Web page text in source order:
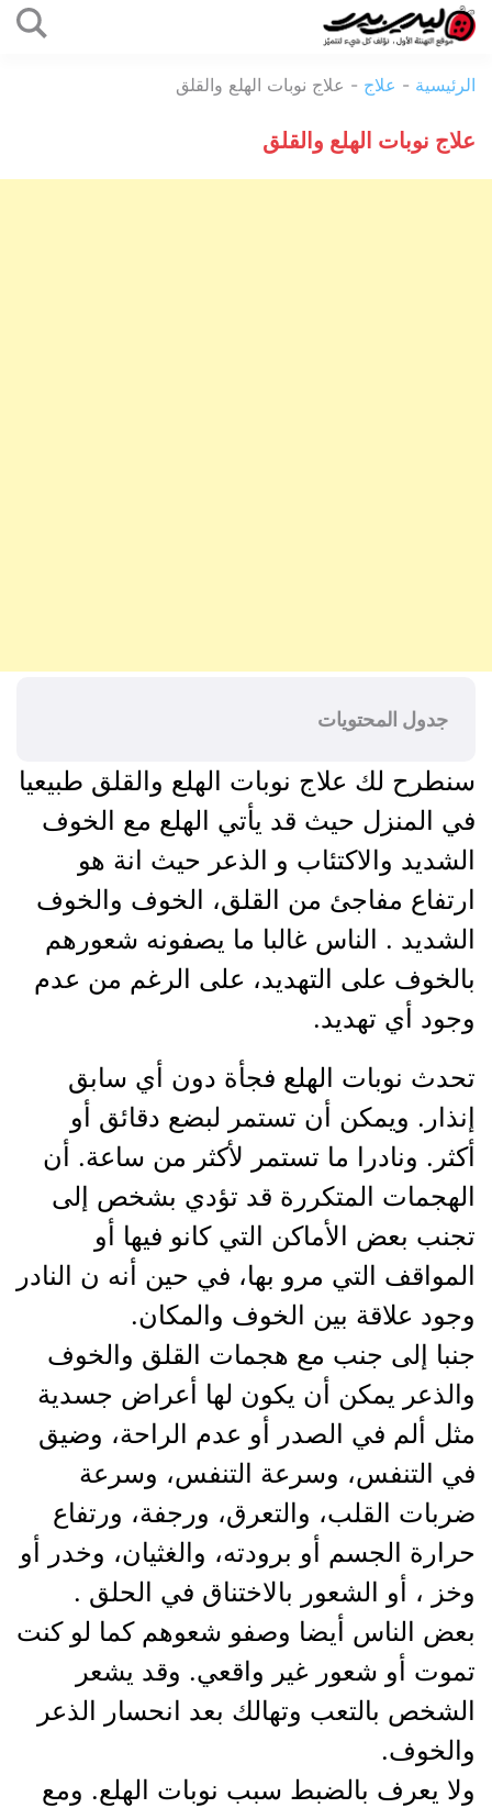
المحتوى
بيرد
الرئيسية - علاج - علاج نوبات الهلع والقلق
علاج نوبات الهلع والقلق
جدول المحتويات
سنطرح لك علاج نوبات الهلع والقلق طبيعيا
في المنزل حيث قد يأتي الهلع مع الخوف
الشديد والاكتئاب و الذعر حيث انة هو
ارتفاع مفاجئ من القلق، الخوف والخوف
الشديد . الناس غالبا ما يصفونه شعورهم
بالخوف على التهديد، على الرغم من عدم
وجود أي تهديد.
تحدث نوبات الهلع فجأة دون أي سابق
إنذار. ويمكن أن تستمر لبضع دقائق أو
أكثر. ونادرا ما تستمر لأكثر من ساعة. أن
الهجمات المتكررة قد تؤدي بشخص إلى
تجنب بعض الأماكن التي كانو فيها أو
المواقف التي مرو بها، في حين أنه ن النادر
وجود علاقة بين الخوف والمكان.
جنبا إلى جنب مع هجمات القلق والخوف
والذعر يمكن أن يكون لها أعراض جسدية
مثل ألم في الصدر أو عدم الراحة، وضيق
في التنفس، وسرعة التنفس، وسرعة
ضربات القلب، والتعرق، ورجفة، ورتفاع
حرارة الجسم أو برودته، والغثيان، وخدر أو
وخز ، أو الشعور بالاختناق في الحلق .
بعض الناس أيضا وصفو شعوهم كما لو كنت
تموت أو شعور غير واقعي. وقد يشعر
الشخص بالتعب وتهالك بعد انحسار الذعر
والخوف.
ولا يعرف بالضبط سبب نوبات الهلع. ومع